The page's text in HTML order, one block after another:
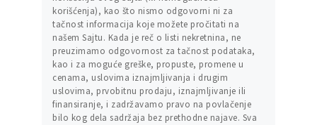
korišćenja), kao što nismo odgovorni ni za
tačnost informacija koje možete pročitati na
našem Sajtu. Kada je reč o listi nekretnina, ne
preuzimamo odgovornost za tačnost podataka,
kao i za moguće greške, propuste, promene u
cenama, uslovima iznajmljivanja i drugim
uslovima, prvobitnu prodaju, iznajmljivanje ili
finansiranje, i zadržavamo pravo na povlačenje
bilo kog dela sadržaja bez prethodne najave. Sva